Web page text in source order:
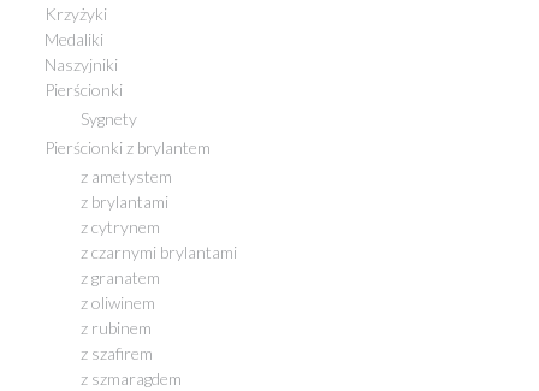
Krzyżyki
Medaliki
Naszyjniki
Pierścionki
Sygnety
Pierścionki z brylantem
z ametystem
z brylantami
z cytrynem
z czarnymi brylantami
z granatem
z oliwinem
z rubinem
z szafirem
z szmaragdem